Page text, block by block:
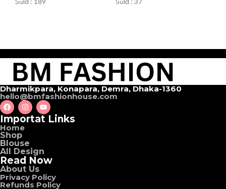
Dharmikpara, Konapara, Demra, Dhaka-1360
hello@bmfashionhouse.com
Importat Links
Home
Shop
Blouse
All Design
Read Now
About Us
Privacy Policy
Refunds Policy